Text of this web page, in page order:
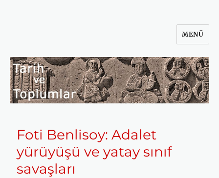
MENÜ
Foti Benlisoy: Adalet
yürüyüşü ve yatay sınıf
savaşları